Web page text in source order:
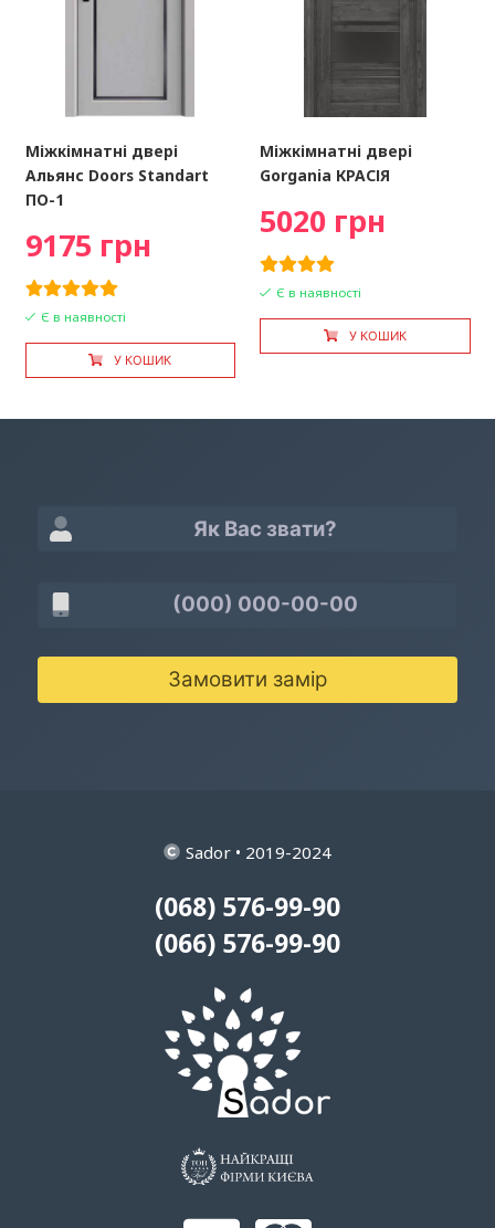
Міжкімнатні двері
Альянс Doors Standart
ПО-1
9175 грн
Є в наявності
У КОШИК
Міжкімнатні двері
Gorgania КРАСІЯ
5020 грн
Є в наявності
У КОШИК
Замовити замір
Sador • 2019-2024
(068) 576-99-90
(066) 576-99-90